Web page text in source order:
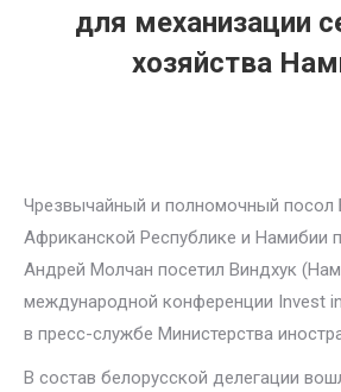
для механизации
хозяйства
Чрезвычайный и полномочный
Африканской Республике и Намибии
Андрей Молчан посетил Виндхук
международной конференции Invest
в пресс-службе Министерства
В состав белорусской делегации